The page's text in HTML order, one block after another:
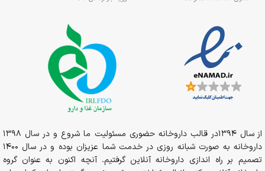
از سال 1394در قالب داروخانه حضوری مسئولیت ما شروع و در سال 1398
داروخانه به صورت شبانه روزی در خدمت شما عزیزان بوده و در سال 1400
تصمیم بر راه اندازی داروخانه آنلاین گرفتیم. آنچه اکنون به عنوان گروه